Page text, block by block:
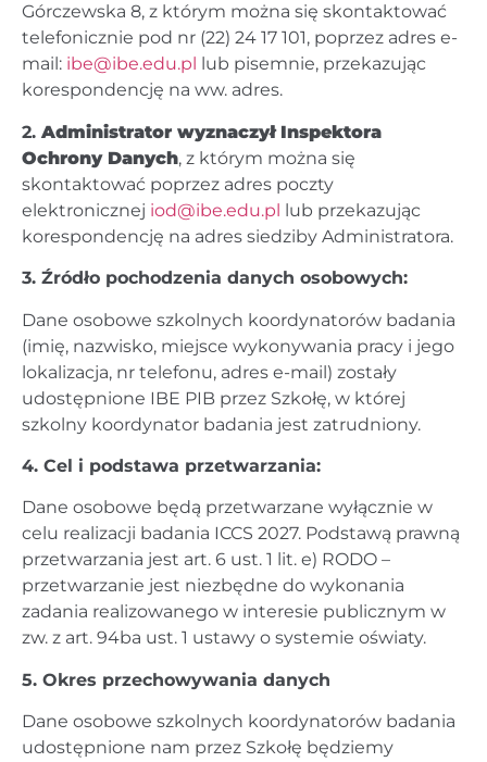
Górczewska 8, z którym można się skontaktować
telefonicznie pod nr (22) 24 17 101, poprzez adres e-
mail: ibe@ibe.edu.pl
lub pisemnie, przekazując
korespondencję na ww. adres.
2. Administrator wyznaczył Inspektora
Ochrony Danych, z którym można się
skontaktować poprzez adres poczty
elektronicznej iod@ibe.edu.pl lub przekazując
korespondencję na adres siedziby Administratora.
3. Źródło pochodzenia danych osobowych:
Dane osobowe szkolnych koordynatorów badania
(imię, nazwisko, miejsce wykonywania pracy i jego
lokalizacja, nr telefonu, adres e-mail) zostały
udostępnione IBE PIB przez Szkołę, w której
szkolny koordynator badania jest zatrudniony.
4. Cel i podstawa przetwarzania:
Dane osobowe będą przetwarzane wyłącznie w
celu realizacji badania ICCS 2027. Podstawą prawną
przetwarzania jest art. 6 ust. 1 lit. e) RODO –
przetwarzanie jest niezbędne do wykonania
zadania realizowanego w interesie publicznym w
zw. z art. 94ba ust. 1 ustawy o systemie oświaty.
5. Okres przechowywania danych
Dane osobowe szkolnych koordynatorów badania
udostępnione nam przez Szkołę będziemy